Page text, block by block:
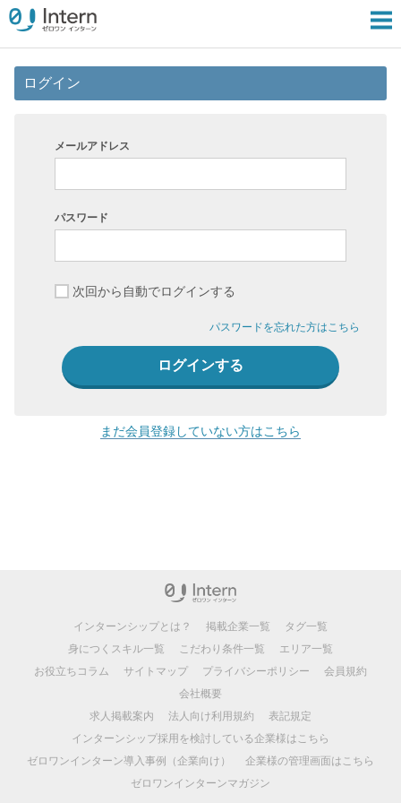
ログイン
メールアドレス
パスワード
次回から自動でログインする
パスワードを忘れた方はこちら
まだ会員登録していない方はこちら
インターンシップとは？ 掲載企業一覧
タグ一覧
身につくスキル一覧
こだわり条件一覧
エリア一覧
お役立ちコラム
サイトマップ プライバシーポリシー
会員規約
会社概要
求人掲載案内
法人向け利用規約
表記規定
インターンシップ採用を検討している企業様はこちら
ゼロワンインターン導入事例（企業向け）
企業様の管理画面はこちら
ゼロワンインターンマガジン